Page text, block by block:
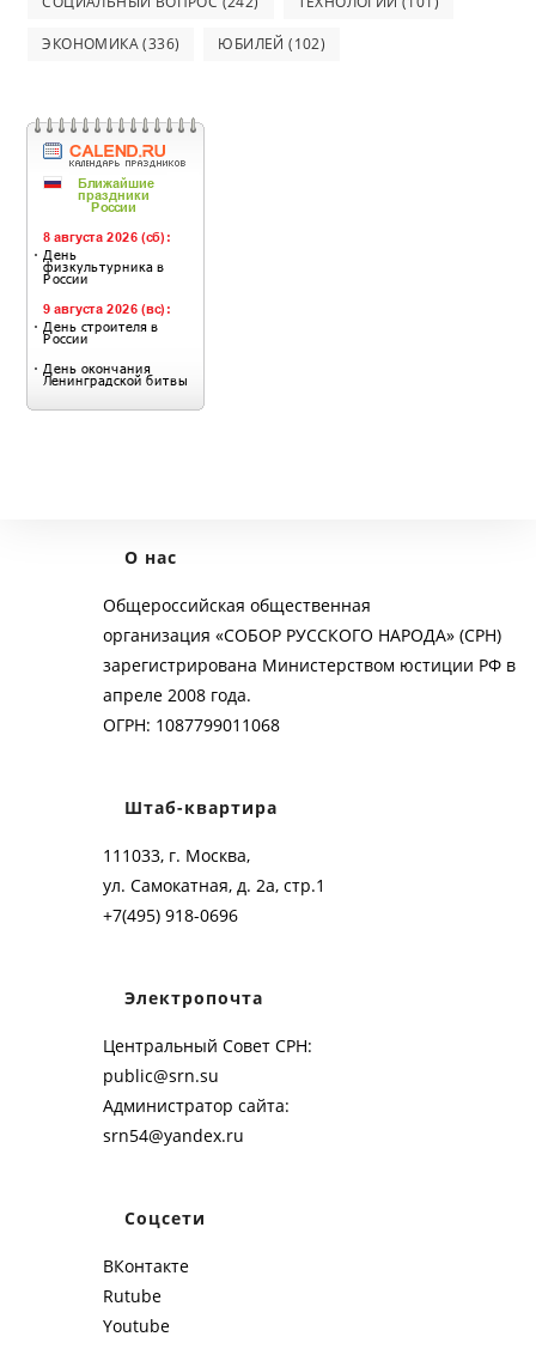
ЭКОНОМИКА(336) ЮБИЛЕЙ (102)
О нас
Общероссийская общественная
организация «СОБОР РУССКОГО НАРОДА» (СРН)
зарегистрирована Министерством юстиции РФ в
апреле 2008 года.
ОГРН: 1087799011068
Штаб-квартира
111033, г. Москва,
ул. Самокатная, д. 2а, стр.1
+7(495) 918-0696
Электропочта
Центральный Совет СРН:
public@srn.su
Администратор сайта:
srn54@yandex.ru
Соцсети
ВКонтакте
Rutube
Youtube